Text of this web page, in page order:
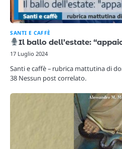
SANTI E CAFFÈ
Il ballo dell’estate:
17 Luglio 2024
Santi e caffè – rubrica mattutina di
38 Nessun post correlato.